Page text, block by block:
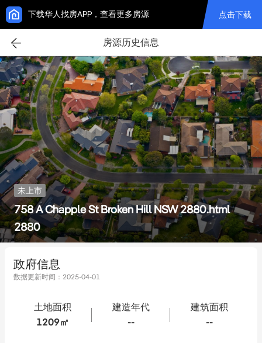
下载华人找房APP，查看更多房源 点击下载
房源历史信息
未上市
758 A Chapple St Broken Hill NSW 2880.html
2880
政府信息
数据更新时间： 2025-04-01
土地面积
1209㎡
建造年代
--
建筑面积
--